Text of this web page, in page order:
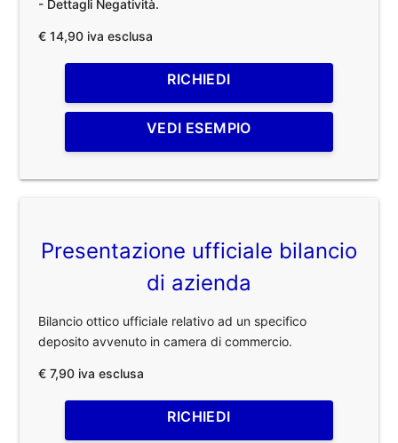
- Dettagli Negatività.
€ 14,90 iva esclusa
RICHIEDI
VEDI ESEMPIO
Presentazione ufficiale bilancio
di azienda
Bilancio ottico ufficiale relativo ad un specifico
deposito avvenuto in camera di commercio.
€ 7,90 iva esclusa
RICHIEDI